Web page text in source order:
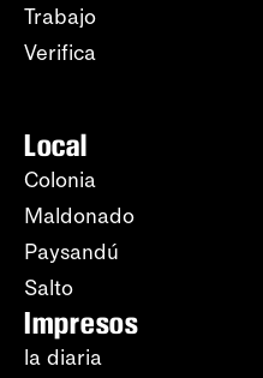
Trabajo
Verifica
Local
Colonia
Maldonado
Paysandú
Salto
Impresos
la diaria